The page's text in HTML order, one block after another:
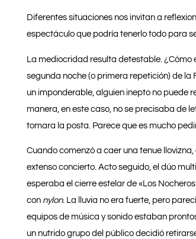
Diferentes situaciones nos invitan a
espectáculo que podría tenerlo todo para
La mediocridad resulta detestable. ¿Cómo
segunda noche (o primera repetición) de la
un imponderable, alguien inepto no puede
manera, en este caso, no se precisaba de
tomara la posta. Parece que es mucho
Cuando comenzó a caer una tenue
extenso concierto. Acto seguido, el dúo
esperaba el cierre estelar de «Los
con nylon. La lluvia no era fuerte, pero
equipos de música y sonido estaban
un nutrido grupo del público decidió